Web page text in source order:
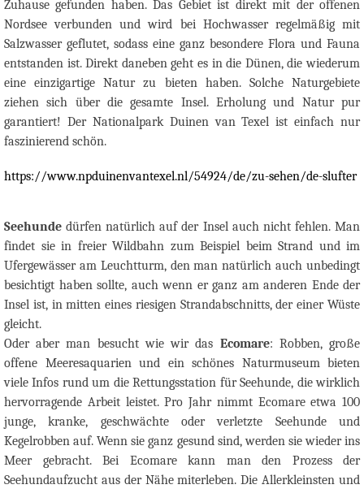
Zuhause gefunden haben. Das Gebiet ist direkt mit der offenen
Nordsee verbunden und wird bei Hochwasser regelmäßig mit
Salzwasser geflutet, sodass eine ganz besondere Flora und Fauna
entstanden ist. Direkt daneben geht es in die Dünen, die wiederum
eine einzigartige Natur zu bieten haben. Solche Naturgebiete
ziehen sich über die gesamte Insel. Erholung und Natur pur
garantiert! Der Nationalpark Duinen van Texel ist einfach nur
faszinierend schön.
https://www.npduinenvantexel.nl/54924/de/zu-sehen/de-slufter
Seehunde dürfen natürlich auf der Insel auch nicht fehlen. Man
findet sie in freier Wildbahn zum Beispiel beim Strand und im
Ufergewässer am Leuchtturm, den man natürlich auch unbedingt
besichtigt haben sollte, auch wenn er ganz am anderen Ende der
Insel ist, in mitten eines riesigen Strandabschnitts, der einer Wüste
gleicht.
Oder aber man besucht wie wir das Ecomare: Robben, große
offene Meeresaquarien und ein schönes Naturmuseum bieten
viele Infos rund um die Rettungsstation für Seehunde, die wirklich
hervorragende Arbeit leistet. Pro Jahr nimmt Ecomare etwa 100
junge, kranke, geschwächte oder verletzte Seehunde und
Kegelrobben auf. Wenn sie ganz gesund sind, werden sie wieder ins
Meer gebracht. Bei Ecomare kann man den Prozess der
Seehundaufzucht aus der Nähe miterleben. Die Allerkleinsten und